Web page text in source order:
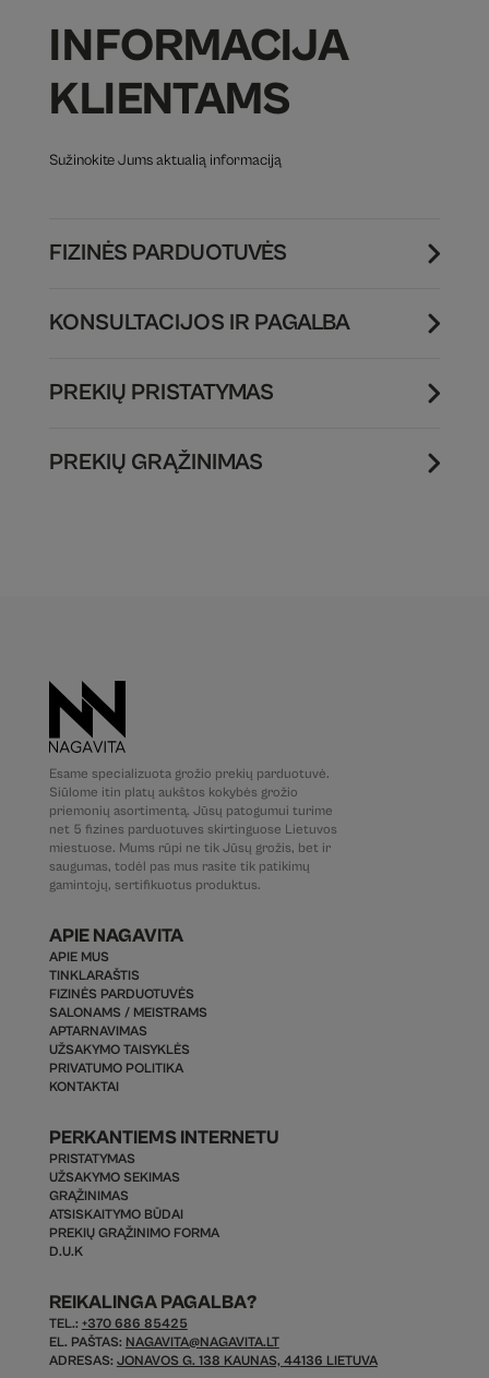
INFORMACIJA
KLIENTAMS
Sužinokite Jums aktualią informaciją
FIZINĖS PARDUOTUVĖS
KONSULTACIJOS IR PAGALBA
PREKIŲ PRISTATYMAS
PREKIŲ GRĄŽINIMAS
Esame specializuota grožio prekių parduotuvė.
Siūlome itin platų aukštos kokybės grožio
priemonių asortimentą. Jūsų patogumui turime
net 5 fizines parduotuves skirtinguose Lietuvos
miestuose. Mums rūpi ne tik Jūsų grožis, bet ir
saugumas, todėl pas mus rasite tik patikimų
gamintojų, sertifikuotus produktus.
APIE NAGAVITA
APIE MUS
TINKLARAŠTIS
FIZINĖS PARDUOTUVĖS
SALONAMS / MEISTRAMS
APTARNAVIMAS
UŽSAKYMO TAISYKLĖS
PRIVATUMO POLITIKA
KONTAKTAI
PERKANTIEMS INTERNETU
PRISTATYMAS
UŽSAKYMO SEKIMAS
GRĄŽINIMAS
ATSISKAITYMO BŪDAI
PREKIŲ GRĄŽINIMO FORMA
D.U.K
REIKALINGA PAGALBA?
TEL.: +370 686 85425
EL. PAŠTAS: NAGAVITA@NAGAVITA.LT
ADRESAS: JONAVOS G. 138 KAUNAS, 44136 LIETUVA